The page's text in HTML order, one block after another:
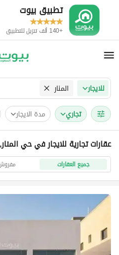
تطبيق بيوت
+140 ألف تنزيل للتطبيق
للايجار المنار
تجاري مدة الايجار
عقارات تجارية للايجار في حي
جميع العقارات